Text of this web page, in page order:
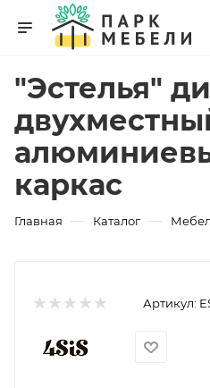
"Эстелья"
каркас
Главная — Каталог —
Артикул: